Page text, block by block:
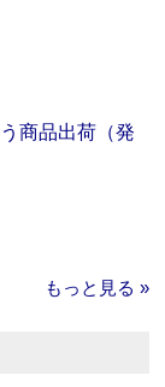
商品出荷（発
もっと見る »